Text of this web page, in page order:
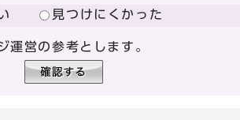
見つけにくかった
運営の参考とします。